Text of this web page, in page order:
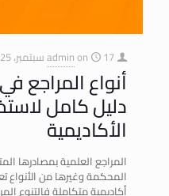
adminon 17 سبتمبر، 2025
أنواع المراجع
دليل كامل
الأكاديمية
المراجع العلمية بمصادرها
المحكمة وغيرها من الأنواع
أكاديمية متكاملة فالتنوع